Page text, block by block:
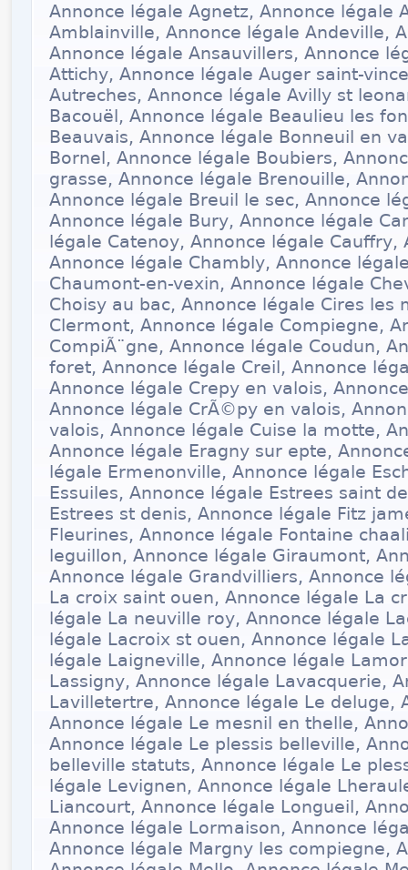
Annonce légale Agnetz, Annonce légale
Amblainville, Annonce légale Andeville,
Annonce légale Ansauvillers, Annonce
Attichy, Annonce légale Auger saint-
Autreches, Annonce légale Avilly st
Bacouël, Annonce légale Beaulieu les
Beauvais, Annonce légale Bonneuil en
Bornel, Annonce légale Boubiers,
grasse, Annonce légale Brenouille,
Annonce légale Breuil le sec, Annonce
Annonce légale Bury, Annonce légale
légale Catenoy, Annonce légale Cauffry,
Annonce légale Chambly, Annonce
Chaumont-en-vexin, Annonce légale
Choisy au bac, Annonce légale Cires les
Clermont, Annonce légale Compiegne,
CompiÃ¨gne, Annonce légale Coudun,
foret, Annonce légale Creil, Annonce
Annonce légale Crepy en valois,
Annonce légale CrÃ©py en valois,
valois, Annonce légale Cuise la motte,
Annonce légale Eragny sur epte,
légale Ermenonville, Annonce légale
Essuiles, Annonce légale Estrees saint
Estrees st denis, Annonce légale Fitz
Fleurines, Annonce légale Fontaine
leguillon, Annonce légale Giraumont,
Annonce légale Grandvilliers, Annonce
La croix saint ouen, Annonce légale La
légale La neuville roy, Annonce légale
légale Lacroix st ouen, Annonce légale
légale Laigneville, Annonce légale
Lassigny, Annonce légale Lavacquerie,
Lavilletertre, Annonce légale Le deluge,
Annonce légale Le mesnil en thelle,
Annonce légale Le plessis belleville,
belleville statuts, Annonce légale Le
légale Levignen, Annonce légale
Liancourt, Annonce légale Longueil,
Annonce légale Lormaison, Annonce
Annonce légale Margny les compiegne,